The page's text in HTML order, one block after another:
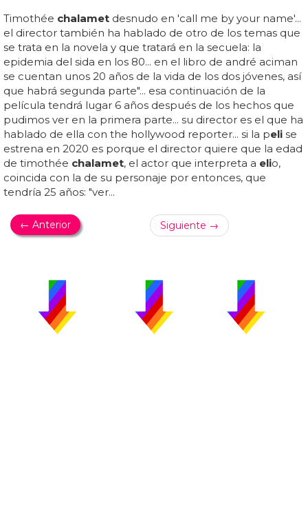
Timothée chalamet desnudo en 'call me by your name'...
el director también ha hablado de otro de los temas que
se trata en la novela y que tratará en la secuela: la
epidemia del sida en los 80... en el libro de andré aciman
se cuentan unos 20 años de la vida de los dos jóvenes, así
que habrá segunda parte"... esa continuación de la
película tendrá lugar 6 años después de los hechos que
pudimos ver en la primera parte... su director es el que ha
hablado de ella con the hollywood reporter... si la peli se
estrena en 2020 es porque el director quiere que la edad
de timothée chalamet, el actor que interpreta a elio,
coincida con la de su personaje por entonces, que
tendría 25 años: "ver...
← Anterior Siguiente →